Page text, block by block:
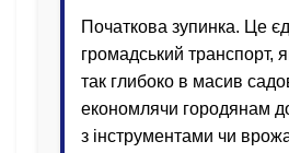
Початкова зупинка. Це
громадський транспорт,
так глибоко в масив
економлячи городянам
з інструментами чи